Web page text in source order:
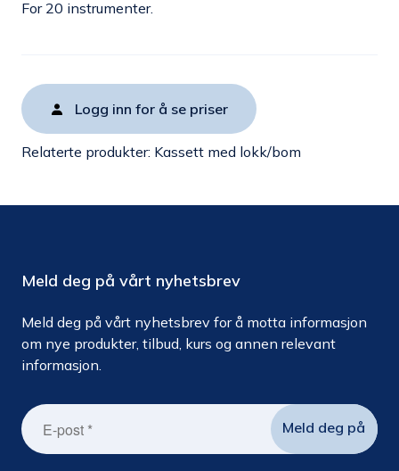
For 20 instrumenter.
Logg inn for å se priser
Relaterte produkter: Kassett med lokk/bom
Meld deg på vårt nyhetsbrev
Meld deg på vårt nyhetsbrev for å motta informasjon
om nye produkter, tilbud, kurs og annen relevant
informasjon.